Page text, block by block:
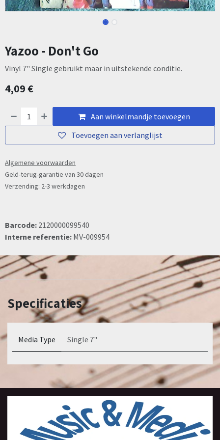
Yazoo - Don't Go
Vinyl 7" Single gebruikt maar in uitstekende conditie.
4,09€
Aan winkelmandje toevoegen
Toevoegen aan verlanglijst
Algemene voorwaarden
Geld-terug-garantie van 30 dagen
Verzending: 2-3 werkdagen
Barcode: 2120000099540
Interne referentie: MV-009954
Specificaties
Media Type Single 7"